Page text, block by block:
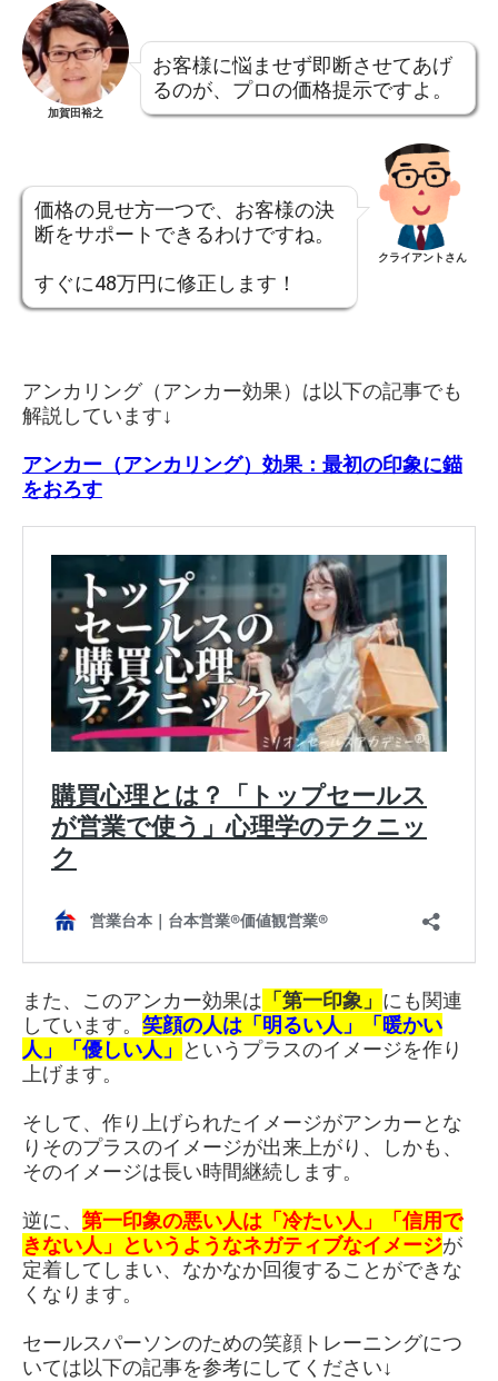
加賀田裕之
お客様に悩ませず即断させてあげ
るのが、プロの価格提示ですよ。
価格の見せ方一つで、お客様の決
断をサポートできるわけですね。
すぐに48万円に修正します！
クライアントさん
アンカリング（アンカー効果）は以下の記事でも
解説しています↓
アンカー（アンカリング）効果：最初の印象に錨
をおろす
また、このアンカー効果は 「第一印象」 にも関連
しています。 笑顔の人は「明るい人」「暖かい
人」「優しい人」
というプラスのイメージを作り
上げます。
そして、作り上げられたイメージがアンカーとな
りそのプラスのイメージが出来上がり、しかも、
そのイメージは長い時間継続します。
逆に、 第一印象の悪い人は「冷たい人」「信用で
きない人」というようなネガティブなイメージが
定着してしまい、なかなか回復することができな
くなります。
セールスパーソンのための笑顔トレーニングにつ
いては以下の記事を参考にしてください↓